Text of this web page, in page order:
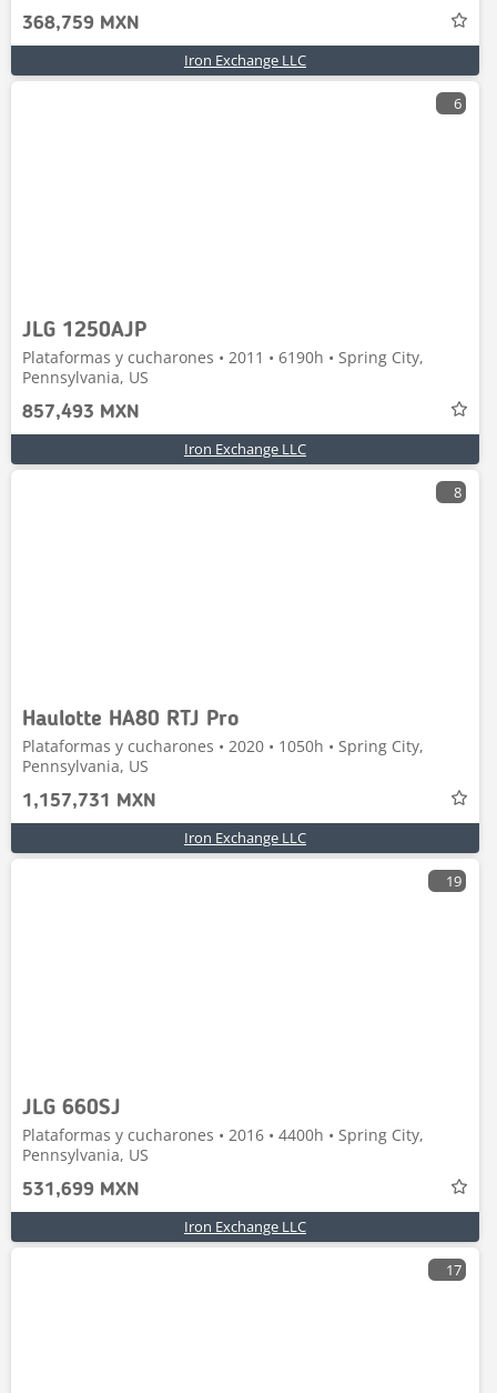
368,759 MXN
Iron Exchange LLC
6
JLG 1250AJP
Plataformas y cucharones • 2011 • 6190h • Spring City,
Pennsylvania, US
857,493 MXN
Iron Exchange LLC
8
Haulotte HA80 RTJ Pro
Plataformas y cucharones • 2020 • 1050h • Spring City,
Pennsylvania, US
1,157,731 MXN
Iron Exchange LLC
19
JLG 660SJ
Plataformas y cucharones • 2016 • 4400h • Spring City,
Pennsylvania, US
531,699 MXN
Iron Exchange LLC
17